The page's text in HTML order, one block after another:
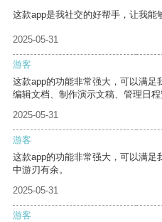
这款app是我社交的好帮手，让我能
2025-05-31
游客
这款app的功能非常强大，可以满
编辑文档、制作演示文稿、管理日程
2025-05-31
游客
这款app的功能非常强大，可以满
中游刃有余。
2025-05-31
游客